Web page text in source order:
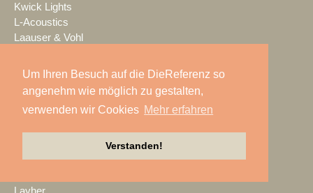
Um Ihren Besuch auf die DieReferenz so
angenehm wie möglich zu gestalten,
verwenden wir Cookies Mehr erfahren
Verstanden!
Kwick Lights
L-Acoustics
Laauser & Vohl
LANG
Laser Imagineering
Laserworld
Lawo